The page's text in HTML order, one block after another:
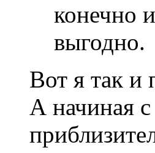
конечно
выгодно.
Вот я так и
А начиная